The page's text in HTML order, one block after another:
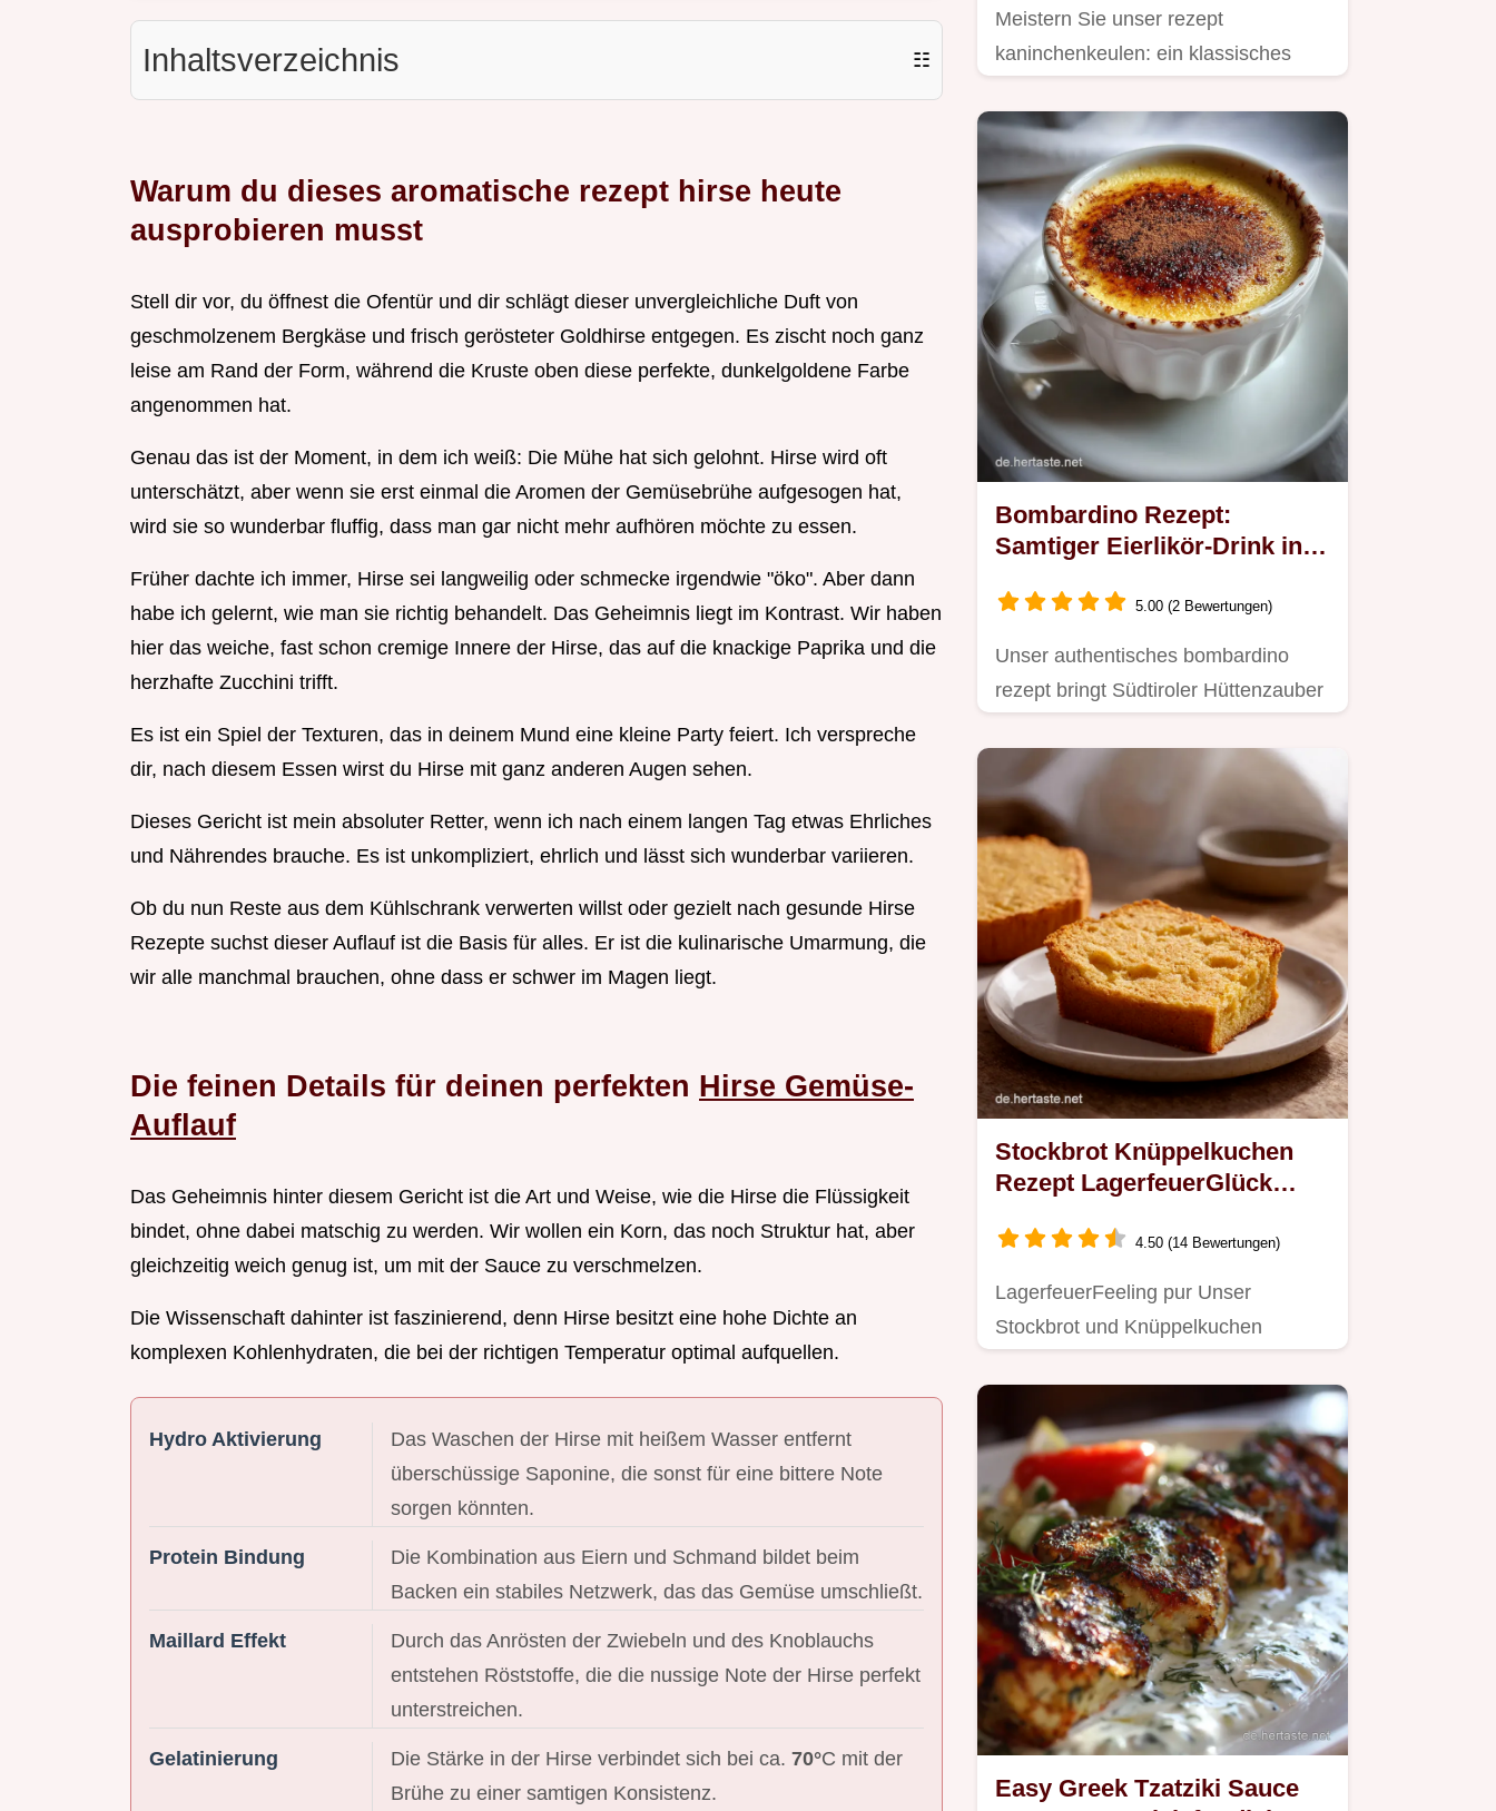
Inhaltsverzeichnis ☷
Warum du dieses aromatische rezept hirse heute
ausprobieren musst
Stell dir vor, du öffnest die Ofentür und dir schlägt dieser unvergleichliche Duft von
geschmolzenem Bergkäse und frisch gerösteter Goldhirse entgegen. Es zischt noch ganz
leise am Rand der Form, während die Kruste oben diese perfekte, dunkelgoldene Farbe
angenommen hat.
Genau das ist der Moment, in dem ich weiß: Die Mühe hat sich gelohnt. Hirse wird oft
unterschätzt, aber wenn sie erst einmal die Aromen der Gemüsebrühe aufgesogen hat,
wird sie so wunderbar fluffig, dass man gar nicht mehr aufhören möchte zu essen.
Früher dachte ich immer, Hirse sei langweilig oder schmecke irgendwie "öko". Aber dann
habe ich gelernt, wie man sie richtig behandelt. Das Geheimnis liegt im Kontrast. Wir haben
hier das weiche, fast schon cremige Innere der Hirse, das auf die knackige Paprika und die
herzhafte Zucchini trifft.
Es ist ein Spiel der Texturen, das in deinem Mund eine kleine Party feiert. Ich verspreche
dir, nach diesem Essen wirst du Hirse mit ganz anderen Augen sehen.
Dieses Gericht ist mein absoluter Retter, wenn ich nach einem langen Tag etwas Ehrliches
und Nährendes brauche. Es ist unkompliziert, ehrlich und lässt sich wunderbar variieren.
Ob du nun Reste aus dem Kühlschrank verwerten willst oder gezielt nach gesunde Hirse
Rezepte suchst dieser Auflauf ist die Basis für alles. Er ist die kulinarische Umarmung, die
wir alle manchmal brauchen, ohne dass er schwer im Magen liegt.
Die feinen Details für deinen perfekten Hirse Gemüse-
Auflauf
Das Geheimnis hinter diesem Gericht ist die Art und Weise, wie die Hirse die Flüssigkeit
bindet, ohne dabei matschig zu werden. Wir wollen ein Korn, das noch Struktur hat, aber
gleichzeitig weich genug ist, um mit der Sauce zu verschmelzen.
Die Wissenschaft dahinter ist faszinierend, denn Hirse besitzt eine hohe Dichte an
komplexen Kohlenhydraten, die bei der richtigen Temperatur optimal aufquellen.
Hydro Aktivierung
Das Waschen der Hirse mit heißem Wasser entfernt
überschüssige Saponine, die sonst für eine bittere Note
sorgen könnten.
Protein Bindung
Die Kombination aus Eiern und Schmand bildet beim
Backen ein stabiles Netzwerk, das das Gemüse umschließt.
Maillard Effekt
Durch das Anrösten der Zwiebeln und des Knoblauchs
entstehen Röststoffe, die die nussige Note der Hirse perfekt
unterstreichen.
Gelatinierung Die Stärke in der Hirse verbindet sich bei ca. 70°C mit der
Brühe zu einer samtigen Konsistenz.
Meistern Sie unser rezept
kaninchenkeulen: ein klassisches
Buttermilch.
Bombardino Rezept:
Samtiger Eierlikör-Drink in
5.00 (2 Bewertungen)
Unser authentisches bombardino
rezept bringt Südtiroler Hüttenzauber
Stockbrot Knüppelkuchen
Rezept LagerfeuerGlück
4.50 (14 Bewertungen)
LagerfeuerFeeling pur Unser
Stockbrot und Knüppelkuchen
Easy Greek Tzatziki Sauce